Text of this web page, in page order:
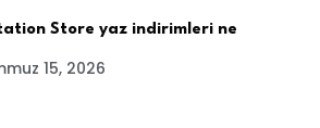
Store yaz indirimleri ne
15, 2026